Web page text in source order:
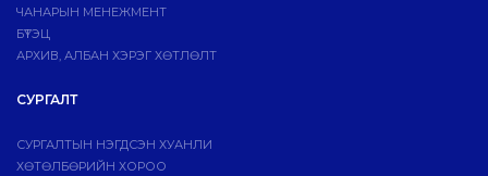
ЧАНАРЫН МЕНЕЖМЕНТ
БҮТЭЦ
АРХИВ, АЛБАН ХЭРЭГ ХӨТЛӨЛТ
СУРГАЛТ
СУРГАЛТЫН НЭГДСЭН ХУАНЛИ
ХӨТӨЛБӨРИЙН ХОРОО